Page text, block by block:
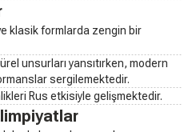
klasik formlarda zengin bir
unsurları yansıtırken, modern
sergilemektedir.
Rus etkisiyle gelişmektedir.